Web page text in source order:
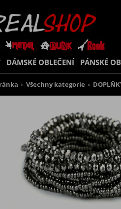
DÁMSKÉ OBLEČENÍ PÁNSKÉ
» Všechny kategorie »